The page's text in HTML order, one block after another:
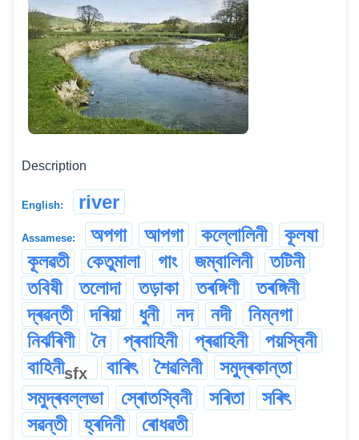
Description
English: river
Assamese: অপগা আপগা কল্লোলিনী
কূলষা
কূলৱতী
কেতুমালা গাং জম্বালিনী
তটিনী
তবিষী
তলোদা তড়াকা তৰঙ্গিণী
তৰঙ্গিনী
দ্ৰৱন্তী
দৰিয়া ধুনী নদ নদী
নিম্নগা
নিৰ্ঝৰিণী
নৈ প্ৰবাহিনী প্ৰৱাহিনী
পয়স্বিনী
বাহিনীsfx বাৰিৎ শৈৱলিনী
সমুদ্ৰকান্তা
সমুদ্ৰবল্লভা
স্ৰোতস্বিনী সৰিতা
সৰিৎ
সৱন্তী
হ্ৰদিনী ৰোধৱতী